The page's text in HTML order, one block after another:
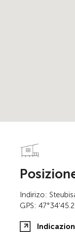
Indirizo:
GPS: